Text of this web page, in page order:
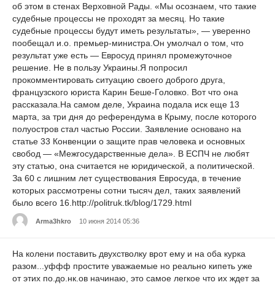
об этом в стенах Верховной Рады. «Мы осознаем, что такие
судебные процессы не проходят за месяц. Но такие
судебные процессы будут иметь результаты», — уверенно
пообещал и.о. премьер-министра.Он умолчал о том, что
результат уже есть — Евросуд принял промежуточное
решение. Не в пользу Украины.Я попросил
прокомментировать ситуацию своего доброго друга,
французского юриста Карин Беше-Головко. Вот что она
рассказала.На самом деле, Украина подала иск еще 13
марта, за три дня до референдума в Крыму, после которого
полуостров стал частью России. Заявление основано на
статье 33 Конвенции о защите прав человека и основных
свобод — «Межгосударственные дела». В ЕСПЧ не любят
эту статью, она считается не юридической, а политической.
За 60 с лишним лет существования Евросуда, в течение
которых рассмотрены сотни тысяч дел, таких заявлений
было всего 16.http://politruk.tk/blog/1729.html
Arma3hkro 10 июня 2014 05:36
На колени поставить двухстволку врот ему и на оба курка
разом...уффф простите уважаемые но реально кипеть уже
от этих по.до.нк.ов начинаю, это самое легкое что их ждет за